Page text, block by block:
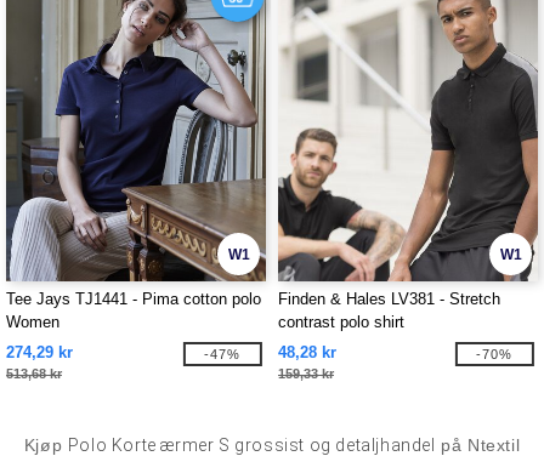
W1
Tee Jays TJ1441 - Pima cotton polo
Women
274,29 kr
513,68 kr
-47%
W1
Finden & Hales LV381 - Stretch
contrast polo shirt
48,28 kr
159,33 kr
-70%
Kjøp Polo Korte ærmer S grossist og detaljhandel
på Ntextil